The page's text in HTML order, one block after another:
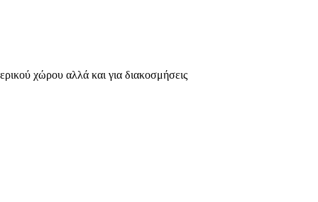
χώρου αλλά και για διακοσμήσεις